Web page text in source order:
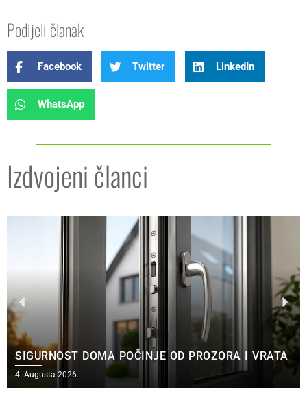
Podijeli članak
Facebook Twitter LinkedIn
WhatsApp
Izdvojeni članci
SIGURNOST DOMA POČINJE OD PROZORA I VRATA
4. Augusta 2026.